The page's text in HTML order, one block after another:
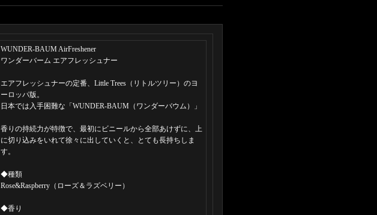
WUNDER-BAUM AirFreshener
ワンダーバーム エアフレッシュナー
エアフレッシュナーの定番、Little Trees（リトルツリー）のヨ
ーロッパ版。
日本では入手困難な「WUNDER-BAUM（ワンダーバウム）」
香りの持続力が特徴で、最初にビニールから全部あけずに、上
に切り込みをいれて徐々に出していくと、とても長持ちしま
す。
◆種類
Rose&Raspberry（ローズ＆ラズベリー）
◆香り